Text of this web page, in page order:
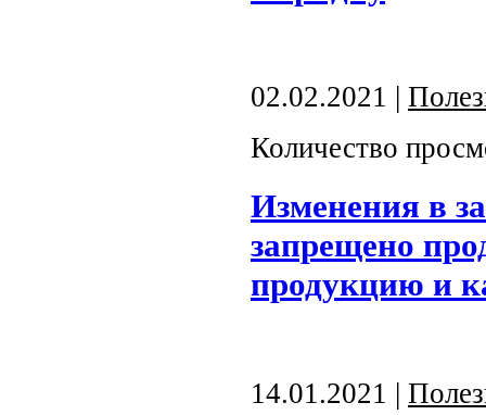
02.02.2021 |
Количество
Изменения в
запрещено
продукцию и
14.01.2021 |